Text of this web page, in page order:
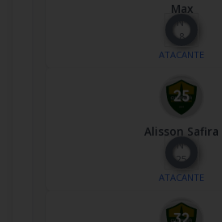
Max
Nº
8
ATACANTE
Alisson Safira
Nº
25
ATACANTE